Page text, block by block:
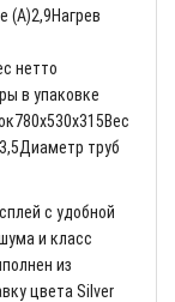
(A)2,9Нагрев
нетто
в упаковке
труб
с удобной
и класс
из
цвета Silver